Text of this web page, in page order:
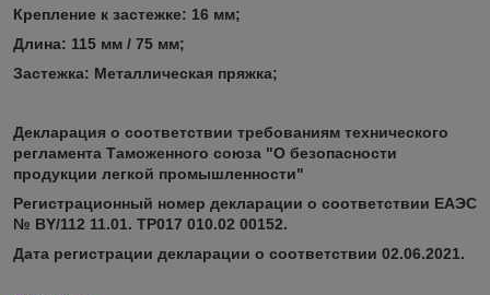
Крепление к застежке: 16 мм;
Длина: 115 мм / 75 мм;
Застежка: Металлическая пряжка;
Декларация о соответствии требованиям технического
регламента Таможенного союза "О безопасности
продукции легкой промышленности"
Регистрационный номер декларации о соответствии ЕАЭС
№ BY/112 11.01. ТР017 010.02 00152.
Дата регистрации декларации о соответствии 02.06.2021.